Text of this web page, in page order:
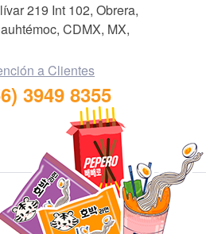
219 Int 102, Obrera,
CDMX, MX,
a Clientes
3949 8355